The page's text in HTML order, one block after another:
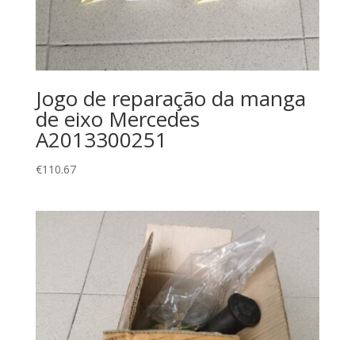
Jogo de reparação da manga
de eixo Mercedes
A2013300251
€110.67